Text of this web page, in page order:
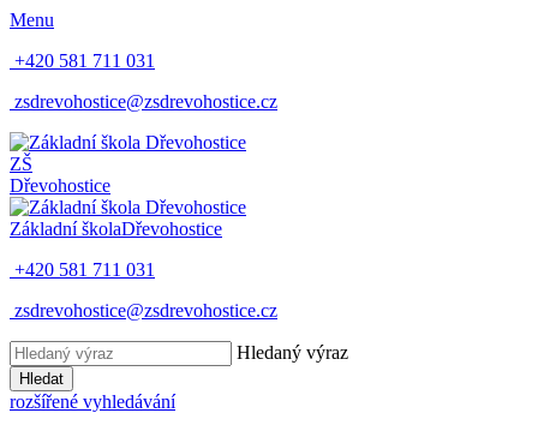
Menu
+420 581 711 031
zsdrevohostice@zsdrevohostice.cz
ZŠ
Dřevohostice
Základní školaDřevohostice
+420 581 711 031
zsdrevohostice@zsdrevohostice.cz
Hledaný výraz
Hledat
rozšířené vyhledávání